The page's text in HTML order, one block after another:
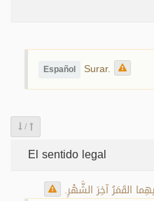
Español Surar.
/
El sentido legal
القَمَرُ آخِرَ الشَّهْرِ.